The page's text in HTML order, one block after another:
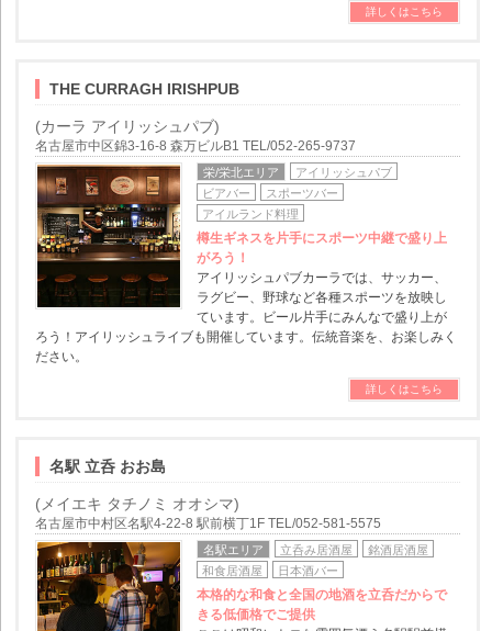
詳しくはこちら
THE CURRAGH IRISHPUB
(カーラ アイリッシュパブ)
名古屋市中区錦3-16-8 森万ビルB1 TEL/052-265-9737
栄/栄北エリア
アイリッシュパブ
ビアバー
スポーツバー
アイルランド料理
樽生ギネスを片手にスポーツ中継で盛り上
がろう！
アイリッシュパブカーラでは、サッカー、
ラグビー、野球など各種スポーツを放映し
ています。ビール片手にみんなで盛り上が
ろう！アイリッシュライブも開催しています。伝統音楽を、お楽しみく
ださい。
詳しくはこちら
名駅 立呑 おお島
(メイエキ タチノミ オオシマ)
名古屋市中村区名駅4-22-8 駅前横丁1F TEL/052-581-5575
名駅エリア 立呑み居酒屋
銘酒居酒屋
和食居酒屋
日本酒バー
本格的な和食と全国の地酒を立呑だからで
きる低価格でご提供